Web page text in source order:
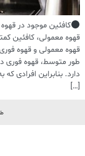
کافئین موجود در
قهوه معمولی، کافئین
قهوه معمولی و قهوه
طور متوسط، قهوه فوری
دارد. بنابراین افرادی
[…]